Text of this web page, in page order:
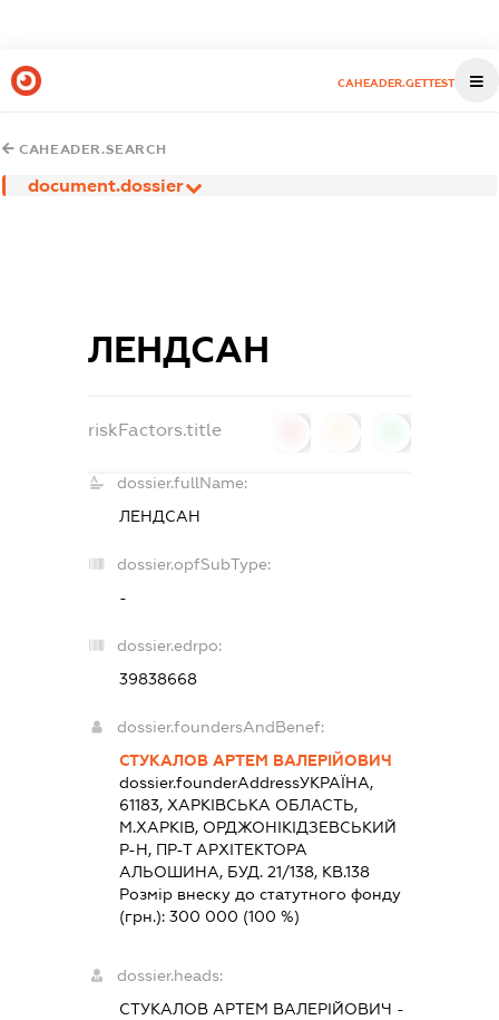
CAHEADER.GETTEST
CAHEADER.SEARCH
document.dossier
ЛЕНДСАН
riskFactors.title
dossier.fullName:
ЛЕНДСАН
dossier.opfSubType:
-
dossier.edrpo:
39838668
dossier.foundersAndBenef:
СТУКАЛОВ АРТЕМ ВАЛЕРІЙОВИЧ
dossier.founderAddressУКРАЇНА,
61183, ХАРКIВСЬКА ОБЛАСТЬ,
М.ХАРКІВ, ОРДЖОНІКІДЗЕВСЬКИЙ
Р-Н, ПР-Т АРХІТЕКТОРА
АЛЬОШИНА, БУД. 21/138, КВ.138
Розмір внеску до статутного фонду
(грн.): 300 000 (100 %)
dossier.heads:
СТУКАЛОВ АРТЕМ ВАЛЕРІЙОВИЧ -